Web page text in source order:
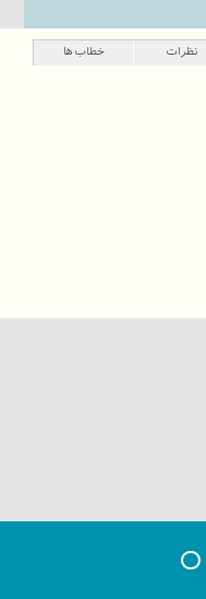
نظرات خطاب‌ها